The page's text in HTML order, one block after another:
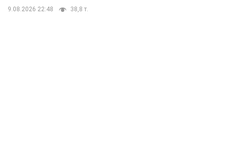
9.08.2026 22:48 38,8 т.